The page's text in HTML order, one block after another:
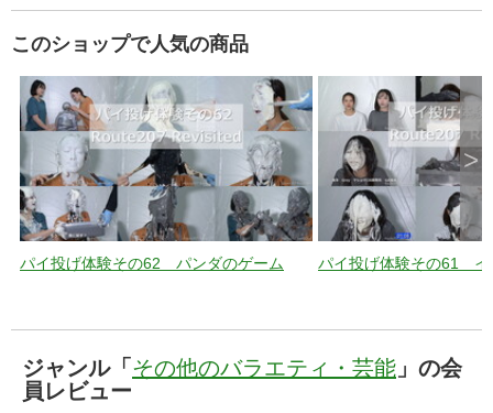
このショップで人気の商品
パイ投げ体験その62 パンダのゲーム パイ投げ体験その61 イ
>
ジャンル「 その他のバラエティ・芸能 」の会
員レビュー